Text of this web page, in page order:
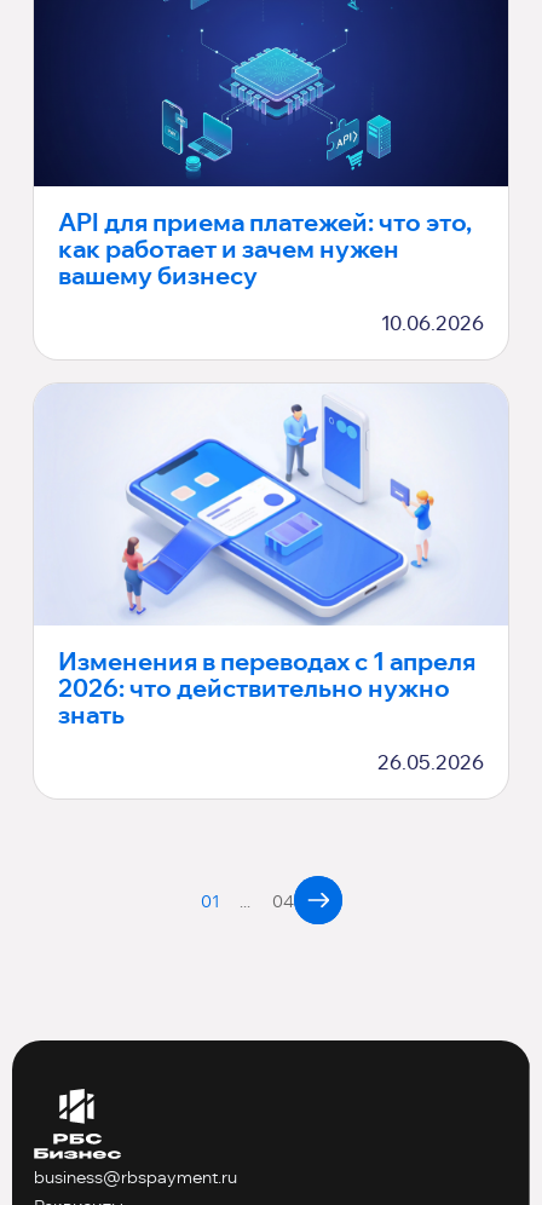
API для приема платежей: что это,
как работает и зачем нужен
вашему бизнесу
10.06.2026
Изменения в переводах с 1 апреля
2026: что действительно нужно
знать
26.05.2026
01 04
business@rbspayment.ru